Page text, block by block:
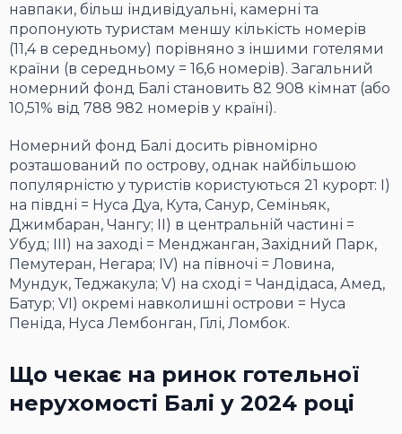
навпаки, більш індивідуальні, камерні та
пропонують туристам меншу кількість номерів
(11,4 в середньому) порівняно з іншими готелями
країни (в середньому = 16,6 номерів). Загальний
номерний фонд Балі становить 82 908 кімнат (або
10,51% від 788 982 номерів у країні).
Номерний фонд Балі досить рівномірно
розташований по острову, однак найбільшою
популярністю у туристів користуються 21 курорт: I)
на півдні = Нуса Дуа, Кута, Санур, Семіньяк,
Джимбаран, Чангу; II) в центральній частині =
Убуд; III) на заході = Менджанган, Західний Парк,
Пемутеран, Негара; IV) на півночі = Ловина,
Мундук, Теджакула; V) на сході = Чандідаса, Амед,
Батур; VI) окремі навколишні острови = Нуса
Пеніда, Нуса Лембонган, Гілі, Ломбок.
Що чекає на ринок готельної
нерухомості Балі у 2024 році